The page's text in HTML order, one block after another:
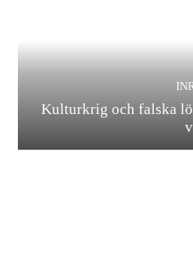
Kulturkrig och falska